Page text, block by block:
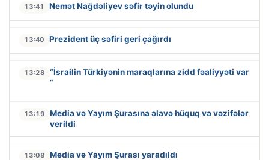
13:41 Nemət Nağdəliyev səfir təyin olundu
13:40 Prezident üç səfiri geri çağırdı
13:28
“İsrailin Türkiyənin maraqlarına zidd fəaliyyəti var
“
13:19
Media və Yayım Şurasına əlavə hüquq və vəzifələr
verildi
13:08 Media və Yayım Şurası yaradıldı